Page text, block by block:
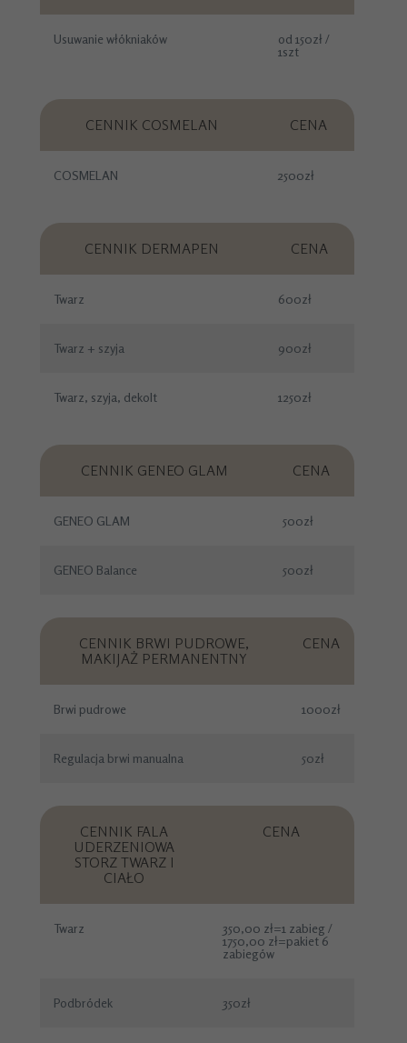
Usuwanie włókniaków
od 150zł /
1szt
CENNIK COSMELAN CENA
COSMELAN 2500zł
CENNIK DERMAPEN CENA
Twarz 600zł
Twarz + szyja 900zł
Twarz, szyja, dekolt 1250zł
CENNIK GENEO GLAM CENA
GENEO GLAM 500zł
GENEO Balance 500zł
CENNIK BRWI PUDROWE,
MAKIJAŻ PERMANENTNY
CENA
Brwi pudrowe 1000zł
Regulacja brwi manualna 50zł
CENNIK FALA
UDERZENIOWA
STORZ TWARZ I
CIAŁO
CENA
Twarz
350,00 zł=1 zabieg /
1750,00 zł=pakiet 6
zabiegów
Podbródek 350zł